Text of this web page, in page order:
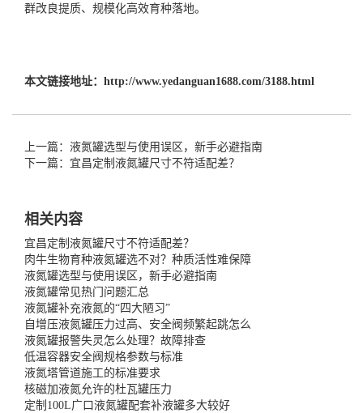
群改良提质、规模化高效育种落地。
本文链接地址： http://www.yedanguan1688.com/3188.html
上一篇：液氮罐选型与使用误区，新手必避指南
下一篇：宜昌定制液氮罐尺寸不符适配差？
相关内容
宜昌定制液氮罐尺寸不符适配差？
肉牛生物育种液氮罐选不对？种质活性难保障
液氮罐选型与使用误区，新手必避指南
液氮罐常见热门问题汇总
液氮罐补充液氮的“四大陋习”
自增压液氮罐压力过高、安全阀频繁起跳怎么
液氮罐报警失灵怎么处理？故障排查
低温容器安全阀规格参数与标准
液氮塔管道施工的标准要求
核磁加液氮允许的杜瓦罐压力
定制100L广口液氮罐配套补液罐多大较好